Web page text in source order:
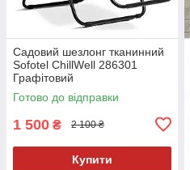
Садовий шезлонг тканинний
Sofotel ChillWell 286301
Графітовий
Готово до відправки
1 500 ₴ 2 100 ₴
Купити